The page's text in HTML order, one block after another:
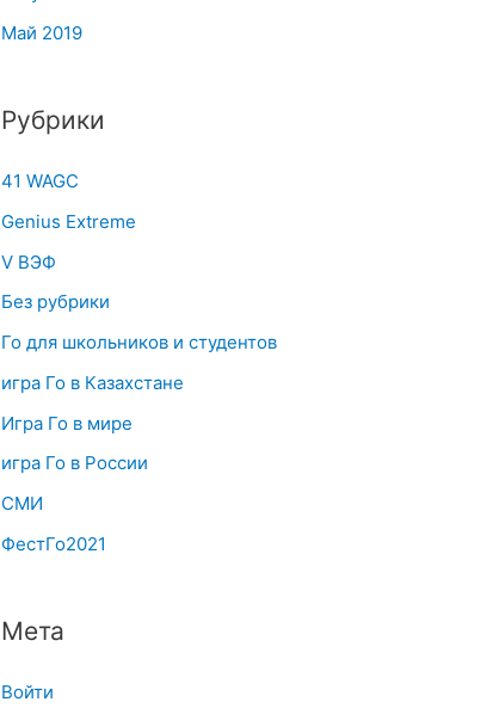
Май 2019
Рубрики
41 WAGC
Genius Extreme
V ВЭФ
Без рубрики
Го для школьников и студентов
игра Го в Казахстане
Игра Го в мире
игра Го в России
СМИ
ФестГо2021
Мета
Войти